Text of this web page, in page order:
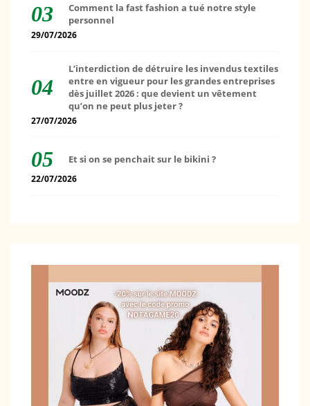
Comment la fast fashion a tué notre style
personnel
29/07/2026
L’interdiction de détruire les invendus textiles
entre en vigueur pour les grandes entreprises
dès juillet 2026 : que devient un vêtement
qu’on ne peut plus jeter ?
27/07/2026
Et si on se penchait sur le bikini ?
22/07/2026